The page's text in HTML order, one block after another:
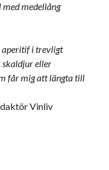
medellång
aperitif i trevligt
skaldjur eller
får mig att längta till
Vinliv